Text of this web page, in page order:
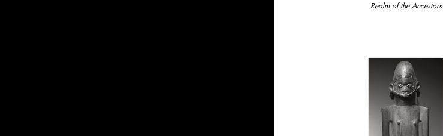
Realm of the Ancestors